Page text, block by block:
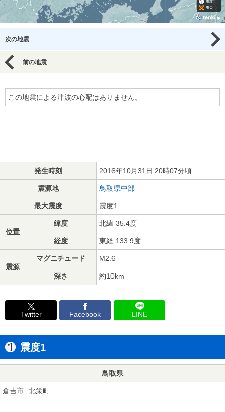
次の地震
前の地震
この地震による津波の心配はありません。
発生時刻 2016年10月31日 20時07分頃
震源地 鳥取県中部
最大震度 震度1
位置
緯度 北緯 35.4度
経度 東経 133.9度
震源
マグニチュード M2.6
深さ 約10km
Twitter Facebook LINE
震度1
鳥取県
倉吉市 北栄町